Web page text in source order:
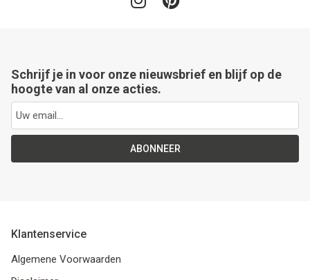
Schrijf je in voor onze nieuwsbrief en blijf op de
hoogte van al onze acties.
ABONNEER
Klantenservice
Algemene Voorwaarden